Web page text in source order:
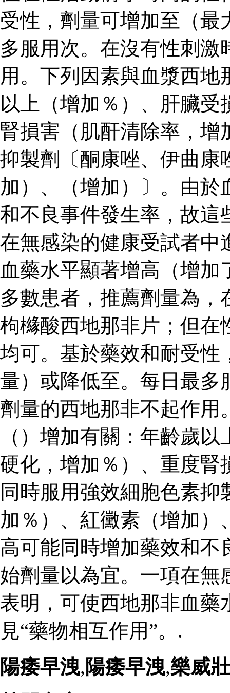
受性，劑量可增加至（
多服用次。在沒有性刺
用。下列因素與血漿西
以上（增加％）、肝臟
腎損害（肌酐清除率，增
抑製劑〔酮康唑、伊曲康
加）、（增加）〕。由
和不良事件發生率，故這
在無感染的健康受試者中
血藥水平顯著增高（增加
多數患者，推薦劑量為
枸櫞酸西地那非片；但在
均可。基於藥效和耐受性
量）或降低至。每日最多
劑量的西地那非不起作用
（）增加有關：年齡歲
硬化，增加％）、重度腎
同時服用強效細胞色素
加％）、紅黴素（增加
高可能同時增加藥效和不
始劑量以為宜。一項在無
表明，可使西地那非血藥
見“藥物相互作用”。.
陽痿早洩, 陽痿早洩,樂威壯